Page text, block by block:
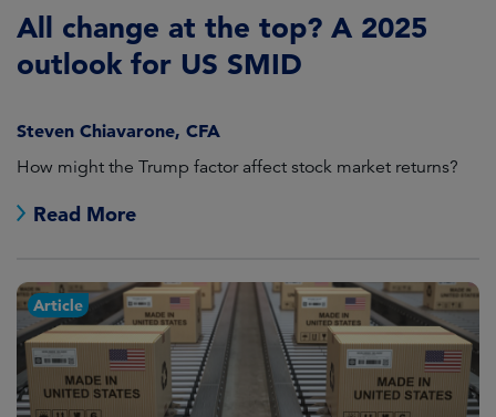
All change at the top? A 2025
outlook for US SMID
Steven Chiavarone, CFA
How might the Trump factor affect stock market returns?
Read More
Article